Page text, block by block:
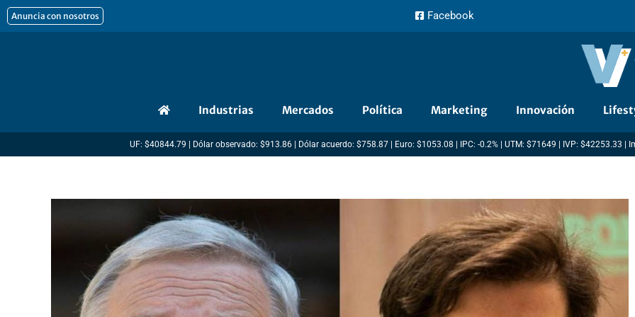
al
Anuncia con nosotros Facebook
Industrias Mercados Política Marketing Innovación
UF: $40844.79 | Dólar observado: $913.86 | Dólar acuerdo: $758.87 | Euro: $1053.08 | IPC: -0.2% | UTM: $71649 | IVP: $42253.33 |